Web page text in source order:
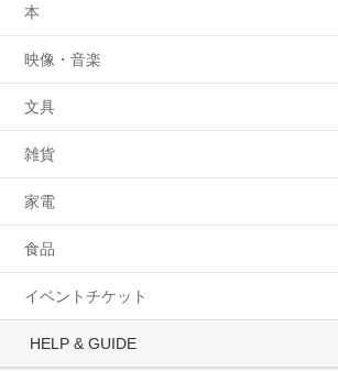
本
映像・音楽
文具
雑貨
家電
食品
イベントチケット
HELP & GUIDE